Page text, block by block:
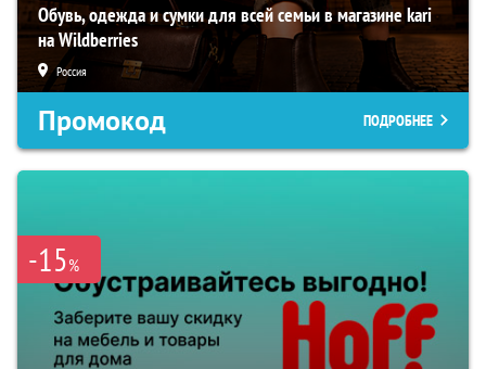
Обувь, одежда и сумки для всей семьи в магазине kari
на Wildberries
Россия
Промокод ПОДРОБНЕЕ
-15%